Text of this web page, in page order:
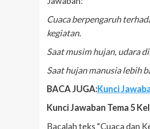
Cuaca berpengaruh
kegiatan.
Saat musim hujan, udara
Saat hujan manusia lebih
BACA JUGA:Kunci
Kunci Jawaban Tema 5
Bacalah teks “Cuaca dan